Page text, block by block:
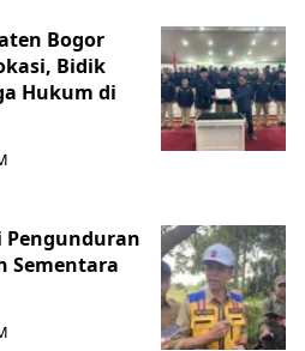
Bogor
Bidik
Hukum di
Sementara